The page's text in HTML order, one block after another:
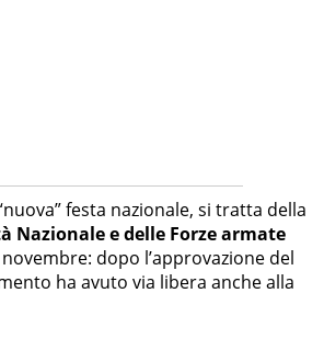
festa nazionale, si tratta della
Nazionale e delle Forze armate
dopo l’approvazione del
ha avuto via libera anche alla